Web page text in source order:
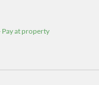
Pay at property